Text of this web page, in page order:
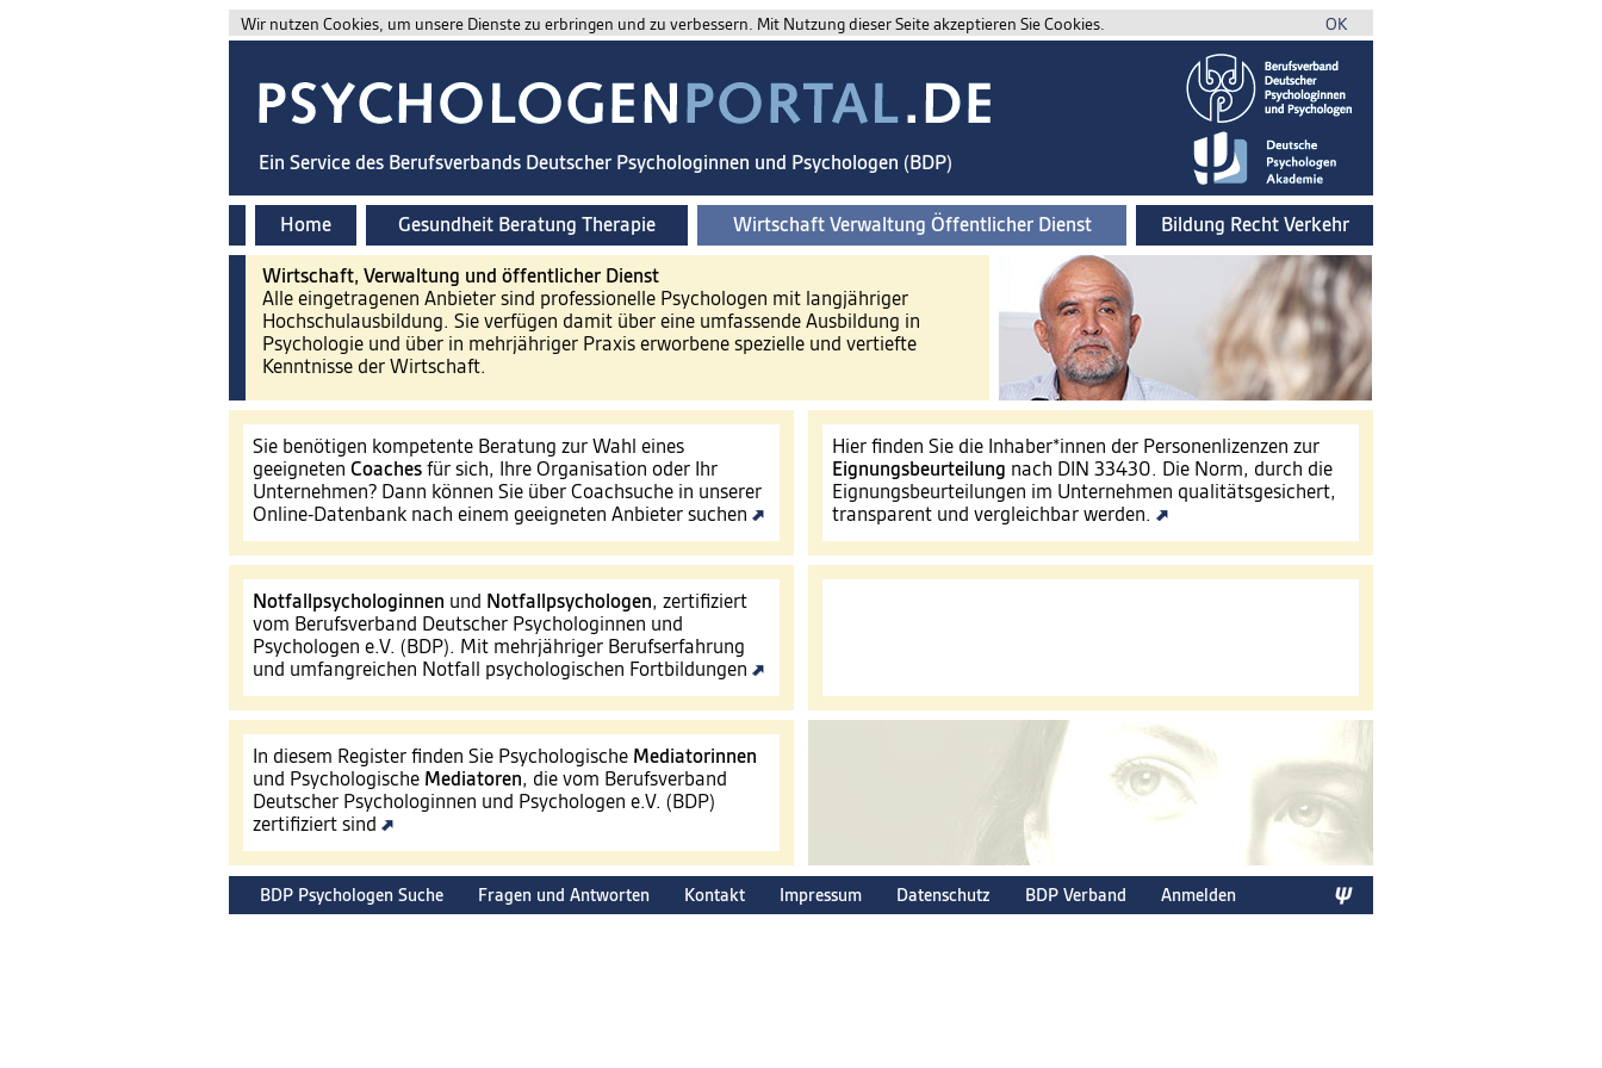
Wir nutzen Cookies, um unsere Dienste zu erbringen und zu verbessern. Mit Nutzung dieser Seite akzeptieren Sie Cookies. OK
Ein Service des Berufsverbands Deutscher Psychologinnen und Psychologen (BDP)
Home Gesundheit Beratung Therapie Wirtschaft Verwaltung Öffentlicher Dienst Bildung Recht Verkehr
Wirtschaft, Verwaltung und öffentlicher Dienst
Alle eingetragenen Anbieter sind professionelle Psychologen mit langjähriger
Hochschulausbildung. Sie verfügen damit über eine umfassende Ausbildung in
Psychologie und über in mehrjähriger Praxis erworbene spezielle und vertiefte
Kenntnisse der Wirtschaft.
Sie benötigen kompetente Beratung zur Wahl eines
geeigneten Coaches für sich, Ihre Organisation oder Ihr
Unternehmen? Dann können Sie über Coachsuche in unserer
Online-Datenbank nach einem geeigneten Anbieter suchen
Hier finden Sie die Inhaber*innen der Personenlizenzen zur
Eignungsbeurteilung nach DIN 33430. Die Norm, durch die
Eignungsbeurteilungen im Unternehmen qualitätsgesichert,
transparent und vergleichbar werden.
Notfallpsychologinnen und Notfallpsychologen, zertifiziert
vom Berufsverband Deutscher Psychologinnen und
Psychologen e.V. (BDP). Mit mehrjähriger Berufserfahrung
und umfangreichen Notfall psychologischen Fortbildungen
In diesem Register finden Sie Psychologische Mediatorinnen
und Psychologische Mediatoren, die vom Berufsverband
Deutscher Psychologinnen und Psychologen e.V. (BDP)
zertifiziert sind
BDP Psychologen Suche Fragen und Antworten Kontakt Impressum Datenschutz BDP Verband Anmelden